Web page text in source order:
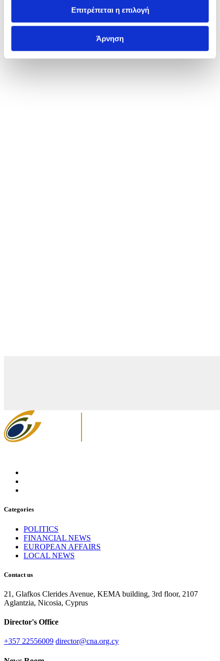
Επιτρέπεται η επιλογή
Άρνηση
Categories
POLITICS
FINANCIAL NEWS
EUROPEAN AFFAIRS
LOCAL NEWS
Contact us
21, Glafkos Clerides Avenue, KEMA building, 3rd floor, 2107
Aglantzia, Nicosia, Cyprus
Director's Office
+357 22556009 director@cna.org.cy